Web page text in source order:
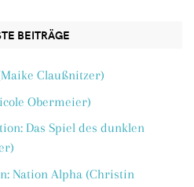
BEITRÄGE
Claußnitzer)
Obermeier)
Das Spiel des dunklen
Nation Alpha (Christin